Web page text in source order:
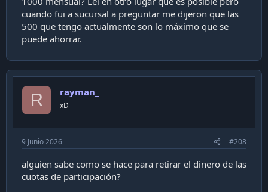
cuando fui a sucursal a preguntar me dijeron que las
500 que tengo actualmente son lo máximo que se
puede ahorrar.
R rayman_
xD
9 Junio 2026 #208
alguien sabe como se hace para retirar el dinero de las
cuotas de participación?